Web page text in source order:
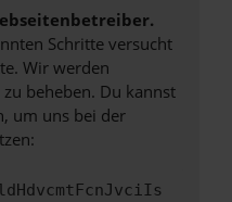
Schritte versucht
Wir werden
beheben. Du kannst
um uns bei der